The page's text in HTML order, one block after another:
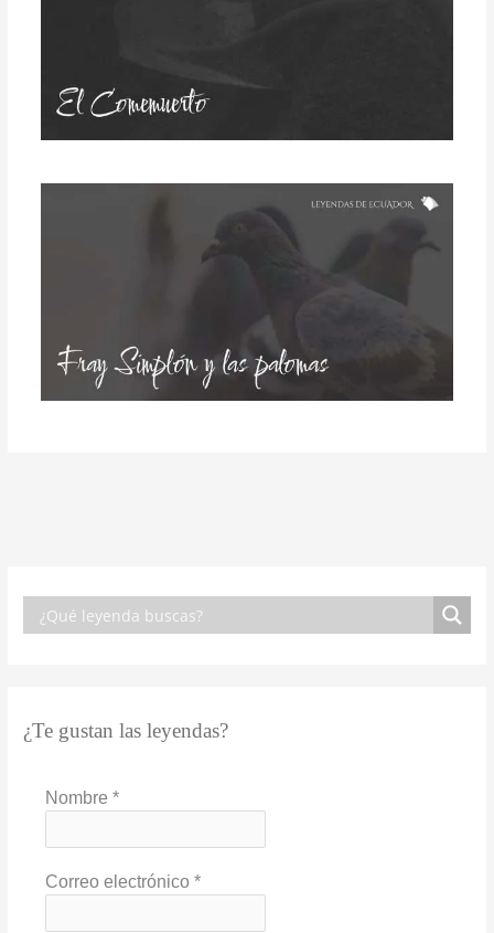
¿Te gustan las leyendas?
Nombre*
Correo electrónico*